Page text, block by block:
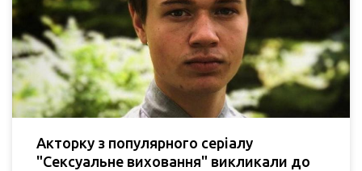
Акторку з популярного серіалу
"Сексуальне виховання" викликали до